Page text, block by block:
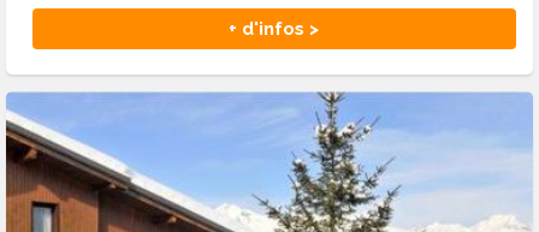
+ d'infos >